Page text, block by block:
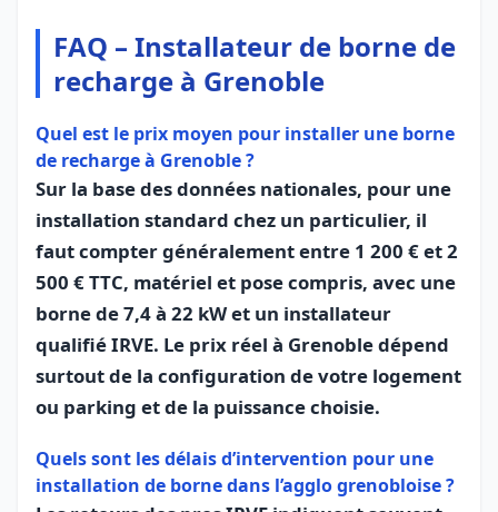
FAQ – Installateur de borne de
recharge à Grenoble
Quel est le prix moyen pour installer une borne
de recharge à Grenoble ?
Sur la base des données nationales, pour une
installation standard chez un particulier, il
faut compter généralement entre 1 200 € et 2
500 € TTC, matériel et pose compris, avec une
borne de 7,4 à 22 kW et un installateur
qualifié IRVE. Le prix réel à Grenoble dépend
surtout de la configuration de votre logement
ou parking et de la puissance choisie.
Quels sont les délais d’intervention pour une
installation de borne dans l’agglo grenobloise ?